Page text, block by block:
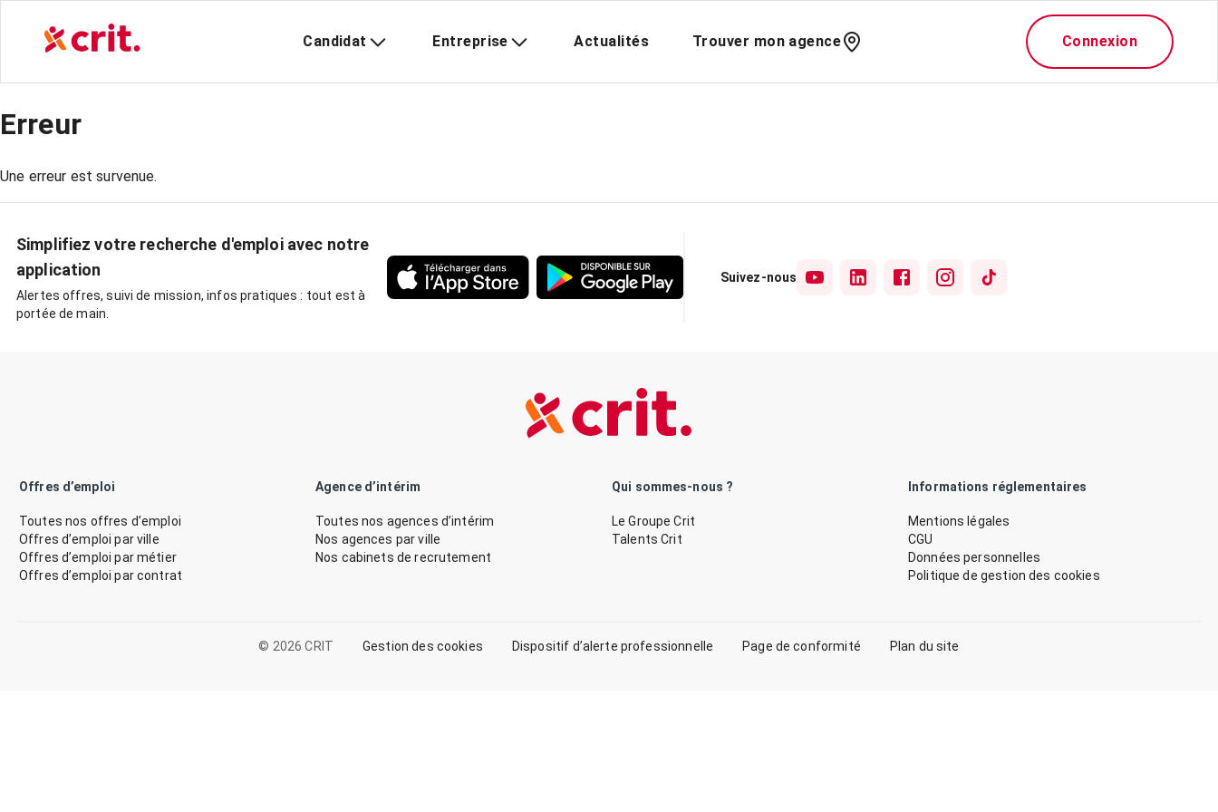
Candidat Entreprise Actualités Trouver mon agence Connexion
Erreur
Une erreur est survenue.
Simplifiez votre recherche d'emploi avec notre
application
Alertes offres, suivi de mission, infos pratiques : tout est à
portée de main.
Suivez-nous
Offres d’emploi
Toutes nos offres d’emploi
Offres d’emploi par ville
Offres d’emploi par métier
Offres d’emploi par contrat
Agence d’intérim
Toutes nos agences d’intérim
Nos agences par ville
Nos cabinets de recrutement
Qui sommes-nous ?
Le Groupe Crit
Talents Crit
Informations réglementaires
Mentions légales
CGU
Données personnelles
Politique de gestion des cookies
© 2026 CRIT Gestion des cookies Dispositif d’alerte professionnelle Page de conformité Plan du site